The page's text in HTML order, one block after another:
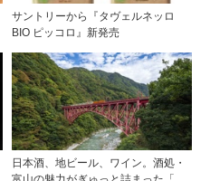
サントリーから『タヴェルネッロ
BIO ピッコロ』新発売
日本酒、地ビール、ワイン。酒処・